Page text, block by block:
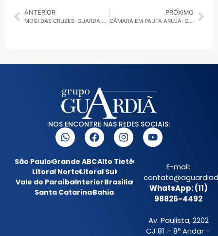
ANTERIOR
MOGI DAS CRUZES: GUARDA CIVIL MUNICIPAL APREENDE QUASE 800 PORÇÕES DE DROGAS
PRÓXIMO
CÂMARA EM PAUTA ARUJÁ: CAMPANHA DA FRATERNIDADE SERÁ LANÇADA NA CIDADE PELA PRIMEIRA VEZ
NOS ENCONTRE NAS REDES SOCIAIS:
São PauloGrande ABCAlto Tietê
Litoral NorteLitoral Sul
Vale do ParaíbaInteriorBrasília
Santa CatarinaBahia
E-mail:
WhatsApp: (11)
98826-4492
Av. Paulista, 2202
CJ 81 – 8º Andar –